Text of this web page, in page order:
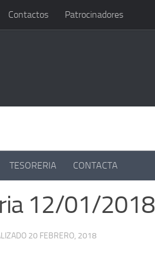
Contactos Patrocinadores
TESORERIA CONTACTA
12/01/2018
20 FEBRERO, 2018